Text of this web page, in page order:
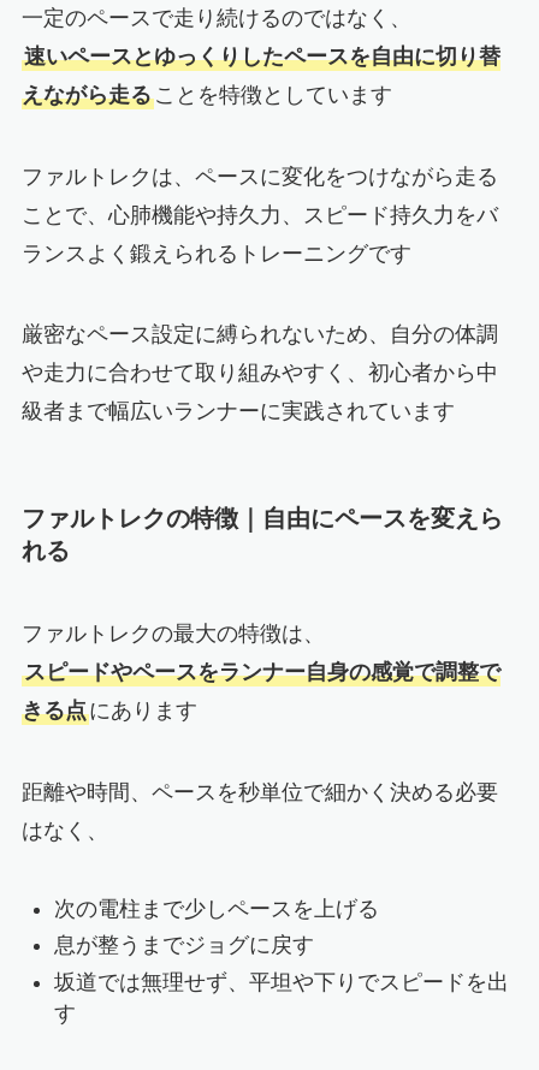
一定のペースで走り続けるのではなく、
速いペースとゆっくりしたペースを自由に切り替
えながら走ることを特徴としています
ファルトレクは、ペースに変化をつけながら走る
ことで、心肺機能や持久力、スピード持久力をバ
ランスよく鍛えられるトレーニングです
厳密なペース設定に縛られないため、自分の体調
や走力に合わせて取り組みやすく、初心者から中
級者まで幅広いランナーに実践されています
ファルトレクの特徴｜自由にペースを変えら
れる
ファルトレクの最大の特徴は、
スピードやペースをランナー自身の感覚で調整で
きる点にあります
距離や時間、ペースを秒単位で細かく決める必要
はなく、
次の電柱まで少しペースを上げる
息が整うまでジョグに戻す
坂道では無理せず、平坦や下りでスピードを出
す